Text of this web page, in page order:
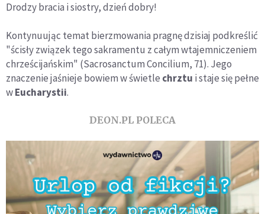
Drodzy bracia i siostry, dzień dobry!
Kontynuując temat bierzmowania pragnę dzisiaj podkreślić
"ścisły związek tego sakramentu z całym wtajemniczeniem
chrześcijańskim" (Sacrosanctum Concilium, 71). Jego
znaczenie jaśnieje bowiem w świetle chrztu i staje się pełne
wEucharystii.
DEON.PL POLECA